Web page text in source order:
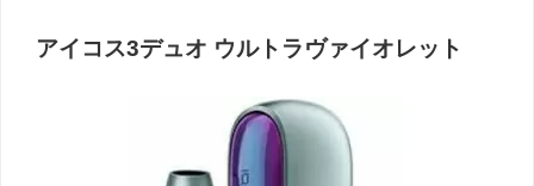
アイコス3デュオ ウルトラヴァイオレット